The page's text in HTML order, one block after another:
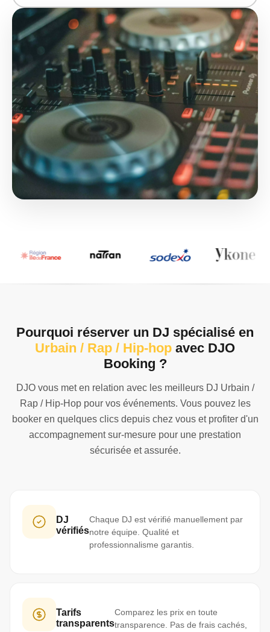
Pourquoi réserver un DJ spécialisé en
Urbain / Rap / Hip-hop avec DJO
Booking ?
DJO vous met en relation avec les meilleurs DJ Urbain /
Rap / Hip-Hop pour vos événements. Vous pouvez les
booker en quelques clics depuis chez vous et profiter d'un
accompagnement sur-mesure pour une prestation
sécurisée et assurée.
DJ
vérifiés
Chaque DJ est vérifié manuellement par
notre équipe. Qualité et
professionnalisme garantis.
Tarifs
transparents
Comparez les prix en toute
transparence. Pas de frais cachés,